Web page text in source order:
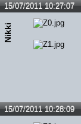
15/07/2011 10:27:07
Nikki
15/07/2011 10:28:09